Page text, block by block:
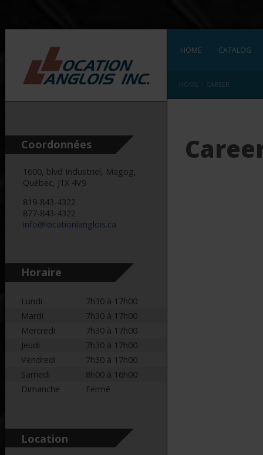
Coordonnées
1600, blvd Industriel, Magog,
Québec, J1X 4V9
819-843-4322
877-843-4322
info@locationlanglois.ca
Horaire
Lundi
7h30 à 17h00
Mardi
7h30 à 17h00
Mercredi
7h30 à 17h00
Jeudi
7h30 à 17h00
Vendredi
7h30 à 17h00
Samedi
8h00 à 16h00
Dimanche
Fermé
Location
HOME CATALOG
HOME CAREER